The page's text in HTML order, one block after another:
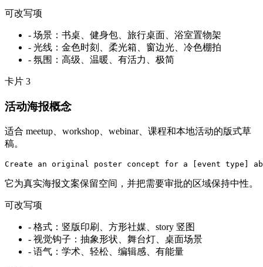
可改写项
- 场景：书桌、健身包、旅行桌面、浴室置物架
- 光线：金色时刻、柔光箱、窗边光、冷色棚拍
- 氛围：高级、温暖、有活力、极简
卡片 3
活动海报概念
适合 meetup、workshop、webinar、课程和本地活动的版式草
稿。
Create an original poster concept for a [event type]
它为真实海报文案保留空间，并把需要审批的区域保持中性。
可改写项
- 格式：竖版印刷、方形社媒、story 竖图
- 视觉钩子：抽象形状、舞台灯、桌面场景
- 语气：学术、轻松、编辑感、有能量